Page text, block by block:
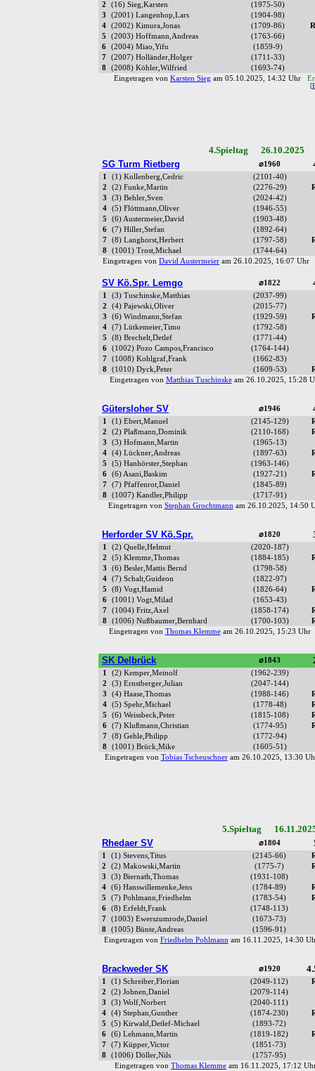
2
(16) Sieg,Karsten (1975-50)
3
(2001) Langenhop,Lars (1904-98)
4
(2002) Kimura,Jonas (1709-86)
5
(2003) Hoffmann,Andreas (1763-66)
6
(2004) Miao,Yifu (1859-9)
7
(2007) Holländer,Holger (1711-33)
8
(2008) Köhler,Wilfried (1693-74)
Eingetragen von Karsten Sieg am 05.10.2025, 14:32 Uhr
[
4.Spieltag 26.10.2025
SG Turm Rietberg
⌀1960
1 (1) Kollenberg,Cedric
(2101-40)
2
(2) Funke,Martin (2276-29)
3
(3) Behler,Sven
(2024-42)
4
(5) Flöttmann,Oliver
(1946-55)
5
(6) Austermeier,David
(1903-48)
6
(7) Hiller,Stefan
(1892-64)
7
(8) Langhorst,Herbert (1797-58)
8
(1001) Trost,Michael
(1744-64)
Eingetragen von David Austermeier am 26.10.2025, 16:07 Uhr
SV Kö.Spr. Lemgo ⌀1822
1 (3) Tuschinske,Matthias
(2037-99)
2
(4) Pajewski,Oliver
(2015-77)
3
(6) Windmann,Stefan (1929-59)
4
(7) Lütkemeier,Timo
(1792-58)
5
(8) Brechelt,Detlef
(1771-44)
6
(1002) Pozo Campos,Francisco
(1764-144)
7
(1008) Kohlgraf,Frank
(1662-83)
8
(1010) Dyck,Peter (1609-53)
Eingetragen von Matthias Tuschinskeam 26.10.2025, 15:28
Gütersloher SV ⌀1946
1 (1) Ebert,Manuel (2145-129)
2
(2) Plaßmann,Dominik (2110-168)
3
(3) Hofmann,Martin
(1965-13)
4
(4) Lückner,Andreas (1897-63)
5
(5) Hanhörster,Stephan
(1963-146)
6
(6) Asani,Baskim (1927-21)
7
(7) Pfaffenrot,Daniel
(1845-89)
8
(1007) Kandler,Philipp
(1717-91)
Eingetragen von Stephan Grochtmannam 26.10.2025, 14:50
Herforder SV Kö.Spr. ⌀1820
1 (2) Quelle,Helmut
(2020-187)
2
(5) Klemme,Thomas (1884-185)
3
(6) Besler,Mattis Bernd
(1798-58)
4
(7) Schalt,Guideon
(1822-97)
5
(8) Vogt,Hamid (1826-64)
6
(1001) Vogt,Milad
(1653-43)
7
(1004) Fritz,Axel (1858-174)
8
(1006) Nußbaumer,Bernhard (1700-103)
Eingetragen von Thomas Klemmeam 26.10.2025, 15:23
SK Delbrück ⌀1843
1 (2) Kemper,Meinolf
(1962-239)
2
(3) Ernstberger,Julian
(2047-144)
3
(4) Haase,Thomas (1988-146)
4
(5) Spehr,Michael (1778-48)
5
(6) Weissbeck,Peter (1815-108)
6
(7) Klußmann,Christian (1774-95)
7
(8) Gehle,Philipp
(1772-94)
8
(1001) Brück,Mike
(1605-51)
Eingetragen von Tobias Tscheuschneram 26.10.2025, 13:30
5.Spieltag
Rhedaer SV
⌀1804
1 (1) Stevens,Titus (2145-66)
2
(2) Makowski,Martin (1775-7)
3
(3) Biernath,Thomas
(1931-108)
4
(6) Hanswillemenke,Jens (1784-89)
5
(7) Pohlmann,Friedhelm (1783-54)
6
(8) Erfeldt,Frank
(1748-113)
7
(1003) Ewerszumrode,Daniel
(1673-73)
8
(1005) Bünte,Andreas
(1596-91)
Eingetragen von Friedhelm Pohlmannam 16.11.2025, 14:30
Brackweder SK ⌀1920
1 (1) Schreiber,Florian (2049-112)
2
(2) Johnen,Daniel
(2079-114)
3
(3) Wolf,Norbert
(2040-111)
4
(4) Stephan,Gunther (1874-230)
5
(5) Kirwald,Detlef-Michael
(1893-72)
6
(6) Lehmann,Martin (1819-182)
7
(7) Küpper,Victor
(1851-73)
8
(1006) Döller,Nils
(1757-95)
Eingetragen von Thomas Klemme am 16.11.2025, 17:12